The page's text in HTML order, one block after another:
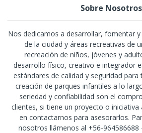
Sobre Nosotros
Nos dedicamos a desarrollar, fomentar
de la ciudad y áreas recreativas de
recreación de niños, jóvenes y
desarrollo físico, creativo e integrador
estándares de calidad y seguridad
creación de parques infantiles a lo
seriedad y confiabilidad son el
clientes, si tiene un proyecto o iniciativa
en contactarnos para asesorarlos.
nosotros llámenos al +56-964586688